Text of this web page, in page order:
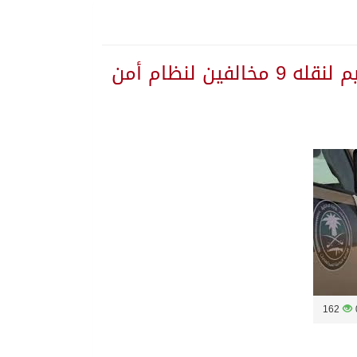
المملكة
دوريات إدارة المجاهدين بجازان تقبض على مقيم لنقله 9 مخالفين لنظام أمن
162